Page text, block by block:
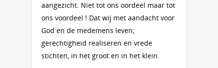
aangezicht. Niet tot ons oordeel maar tot
ons voordeel ! Dat wij met aandacht voor
God en de medemens leven;
gerechtigheid realiseren en vrede
stichten, in het groot en in het klein.